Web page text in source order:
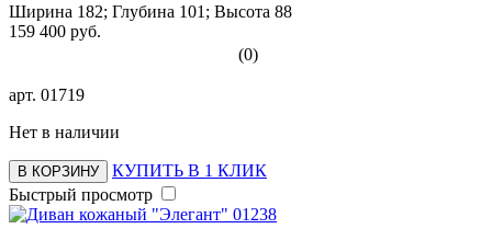
Ширина 182; Глубина 101; Высота 88
159 400 руб.
(0)
арт. 01719
Нет в наличии
В КОРЗИНУ
КУПИТЬ В 1 КЛИК
Быстрый просмотр